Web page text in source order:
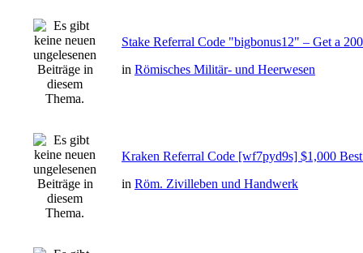
Stake Referral Code "bigbonus12" – Get a
in Römisches Militär- und Heerwesen
Kraken Referral Code [wf7pyd9s] $1,000
in Röm. Zivilleben und Handwerk